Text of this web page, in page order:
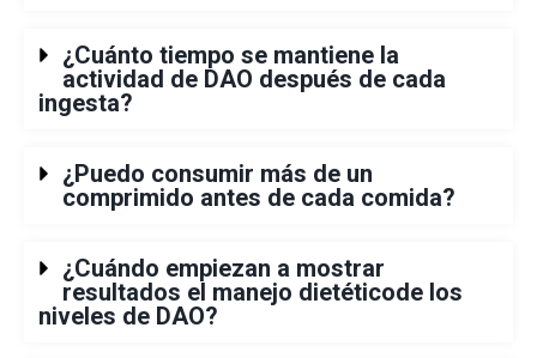
¿Cuánto tiempo se mantiene la
actividad de DAO después de cada
ingesta?
¿Puedo consumir más de un
comprimido antes de cada comida?
¿Cuándo empiezan a mostrar
resultados el manejo dietéticode los
niveles de DAO?